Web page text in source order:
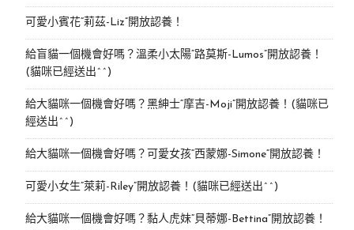
可愛小賓花“莉茲-Liz”開放認養！
給盲貓一個機會好嗎？溫柔小太陽“路莫斯-Lumos”開放認養！
(貓咪已經送出^^)
給大貓咪一個機會好嗎？黑紳士“摩吉-Moji”開放認養！(貓咪已
經送出^^)
給大貓咪一個機會好嗎？可愛女孩“西蒙娜-Simone“開放認養！
可愛小女生“萊莉-Riley”開放認養！(貓咪已經送出^^)
給大貓咪一個機會好嗎？黏人虎妹“貝蒂娜-Bettina”開放認養！